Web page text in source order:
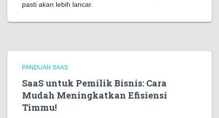
pasti akan lebih lancar.
PANDUAN SAAS
SaaS untuk Pemilik Bisnis: Cara
Mudah Meningkatkan Efisiensi
Timmu!